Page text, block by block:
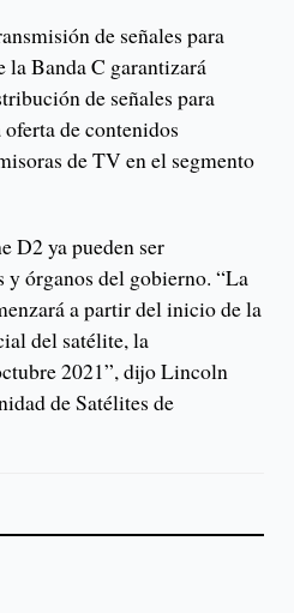
de señales para
la Banda C garantizará
de señales para
de contenidos
de TV en el segmento
D2 ya pueden ser
y órganos del gobierno. “La
a partir del inicio de la
del satélite, la
2021”, dijo Lincoln
de Satélites de